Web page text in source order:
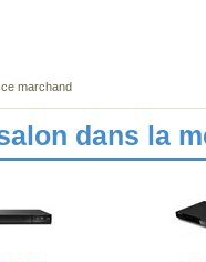
marchand
dans la